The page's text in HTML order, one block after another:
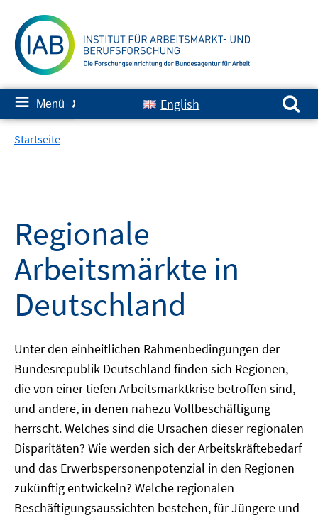
zum
Inhalt
≡ Menü ✘ English
Suchen nach:
Startseite
Regionale
Arbeitsmärkte in
Deutschland
Unter den einheitlichen Rahmenbedingungen der
Bundesrepublik Deutschland finden sich Regionen,
die von einer tiefen Arbeitsmarktkrise betroffen sind,
und andere, in denen nahezu Vollbeschäftigung
herrscht. Welches sind die Ursachen dieser regionalen
Disparitäten? Wie werden sich der Arbeitskräftebedarf
und das Erwerbspersonenpotenzial in den Regionen
zukünftig entwickeln? Welche regionalen
Beschäftigungsaussichten bestehen, für Jüngere und